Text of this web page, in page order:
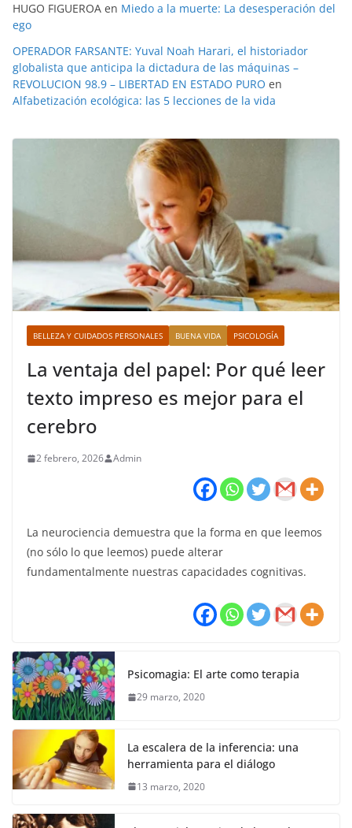
HUGO FIGUEROA en Miedo a la muerte: La desesperación del
ego
OPERADOR FARSANTE: Yuval Noah Harari, el historiador
globalista que anticipa la dictadura de las máquinas –
REVOLUCION 98.9 – LIBERTAD EN ESTADO PURO en
Alfabetización ecológica: las 5 lecciones de la vida
BELLEZA Y CUIDADOS PERSONALES BUENA VIDA PSICOLOGÍA
La ventaja del papel: Por qué leer
texto impreso es mejor para el
cerebro
2 febrero, 2026 Admin
La neurociencia demuestra que la forma en que leemos
(no sólo lo que leemos) puede alterar
fundamentalmente nuestras capacidades cognitivas.
Psicomagia: El arte como terapia
29 marzo, 2020
La escalera de la inferencia: una
herramienta para el diálogo
13 marzo, 2020